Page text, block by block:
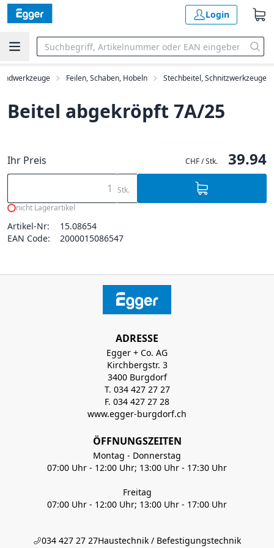
Login
Feilen, Schaben, Hobeln Stechbeitel, Schnitzwerkzeuge
Beitel abgekröpft 7A/25
Ihr Preis CHF / Stk. 39.94
Stk.
nicht Lagerartikel
Artikel-Nr:
15.08654
EAN Code:
2000015086547
ADRESSE
Egger + Co. AG
Kirchbergstr. 3
3400 Burgdorf
T. 034 427 27 27
F. 034 427 27 28
www.egger-burgdorf.ch
ÖFFNUNGSZEITEN
Montag - Donnerstag
07:00 Uhr - 12:00 Uhr; 13:00 Uhr - 17:30 Uhr
Freitag
07:00 Uhr - 12:00 Uhr; 13:00 Uhr - 17:00 Uhr
034 427 27 27Haustechnik / Befestigungstechnik